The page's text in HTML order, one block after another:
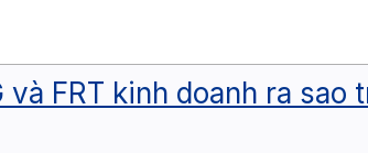
và FRT kinh doanh ra sao